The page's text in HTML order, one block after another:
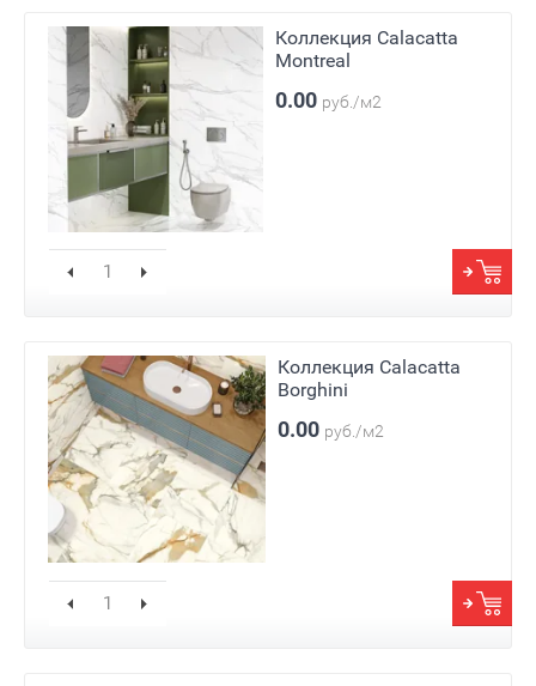
Коллекция Calacatta
Montreal
0.00 руб./м2
Коллекция Calacatta
Borghini
0.00 руб./м2